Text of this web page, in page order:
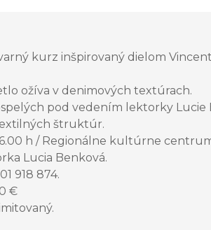
kurz inšpirovaný dielom
ožíva v denimových textúrach.
pod vedením lektorky Lucie
štruktúr.
h / Regionálne kultúrne
Lucia Benková.
918 874.
€